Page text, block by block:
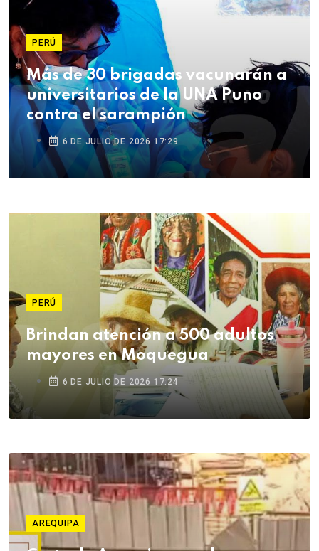
PERÚ
Más de 30 brigadas vacunarán a
universitarios de la UNA Puno
contra el sarampión
6 DE JULIO DE 2026 17:29
PERÚ
Brindan atención a 500 adultos
mayores en Moquegua
6 DE JULIO DE 2026 17:24
AREQUIPA